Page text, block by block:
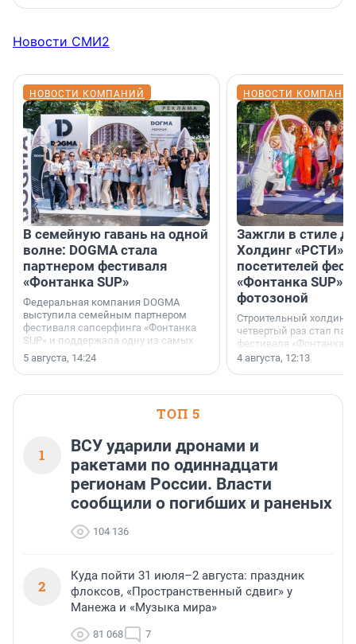
Новости СМИ2
НОВОСТИ КОМПАНИЙ
В семейную гавань на одной
волне: DOGMA стала
партнером фестиваля
«Фонтанка SUP»
Федеральная компания DOGMA
выступила семейным партнером
фестиваля сапсерфинга «Фонтанка
SUP» и поддержала одну из самых
ярких и романтичных номинаций —
«SUP-свадьба».
5 августа, 14:24
НОВОСТИ
Зажгли в стиле
Холдинг «РСТИ»
посетителей
«Фонтанка SUP»
фотозоной
Строительный холдинг
четвертый раз стал
фестиваля «Фонтанка
раз компания
посетителям
4 августа, 12:13
ТОП 5
1
ВСУ ударили дронами и
ракетами по одиннадцати
регионам России. Власти
сообщили о погибших и раненых
104 136
2
Куда пойти 31 июля–2 августа: праздник
флоксов, «Пространственный сдвиг» у
Манежа и «Музыка мира»
81 068 7